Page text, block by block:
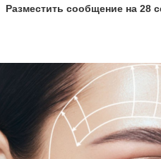
Разместить сообщение на28